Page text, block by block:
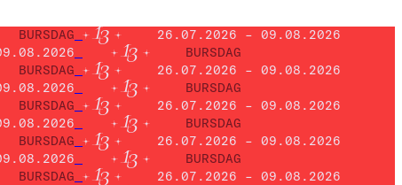
BURSDAG
26.07.2026 – 09.08.2026
BURSDAG
BURSDAG
26.07.2026 – 09.08.2026
BURSDAG
BURSDAG
26.07.2026 – 09.08.2026
BURSDAG
BURSDAG
26.07.2026 – 09.08.2026
BURSDAG
BURSDAG
26.07.2026 – 09.08.2026